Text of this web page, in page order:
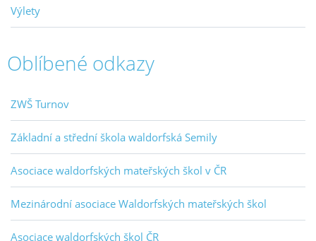
Výlety
Oblíbené odkazy
ZWŠ Turnov
Základní a střední škola waldorfská Semily
Asociace waldorfských mateřských škol v ČR
Mezinárodní asociace Waldorfských mateřských škol
Asociace waldorfských škol ČR